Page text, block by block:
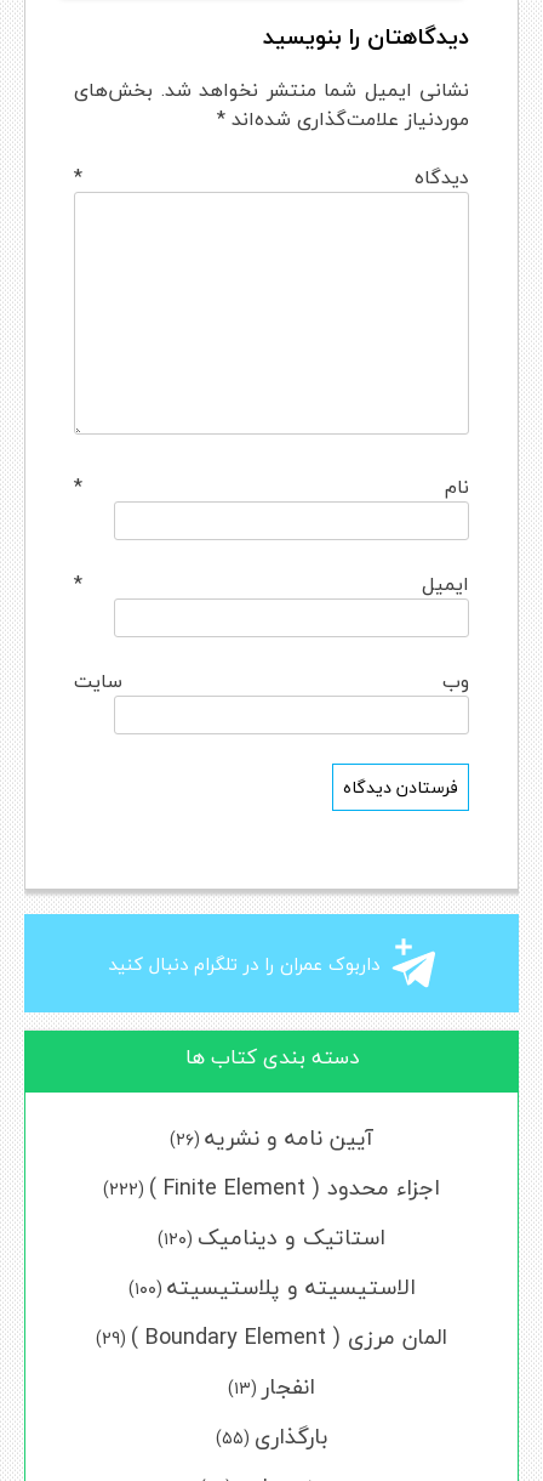
داربوک عمران را در تلگرام دنبال کنید
دسته بندی کتاب ها
آیین نامه و نشریه (۲۶)
اجزاء محدود ( Finite Element ) (222)
استاتیک و دینامیک (۱۲۰)
الاستیسیته و پلاستیسیته (۱۰۰)
المان مرزی ( Boundary Element ) (29)
انفجار (۱۳)
بارگذاری (۵۵)
navigation
دیدگاهتان را بنویسید
نشانی ایمیل شما منتشر نخواهد شد. بخش‌های
موردنیاز علامت‌گذاری شده‌اند*
دیدگاه *
نام *
ایمیل *
وب‌ سایت